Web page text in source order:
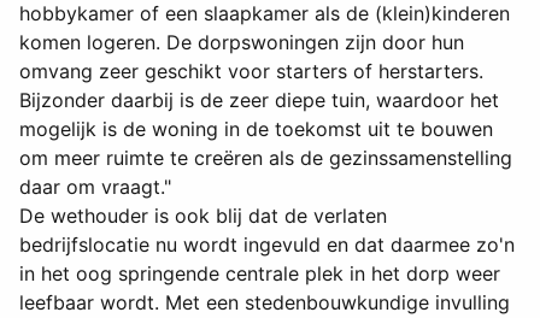
hobbykamer of een slaapkamer als de (klein)kinderen
komen logeren. De dorpswoningen zijn door hun
omvang zeer geschikt voor starters of herstarters.
Bijzonder daarbij is de zeer diepe tuin, waardoor het
mogelijk is de woning in de toekomst uit te bouwen
om meer ruimte te creëren als de gezinssamenstelling
daar om vraagt."
De wethouder is ook blij dat de verlaten
bedrijfslocatie nu wordt ingevuld en dat daarmee zo'n
in het oog springende centrale plek in het dorp weer
leefbaar wordt. Met een stedenbouwkundige invulling